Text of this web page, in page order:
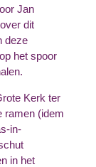
Jan
dit
deze
het spoor
Kerk ter
ramen (idem
in-
in het